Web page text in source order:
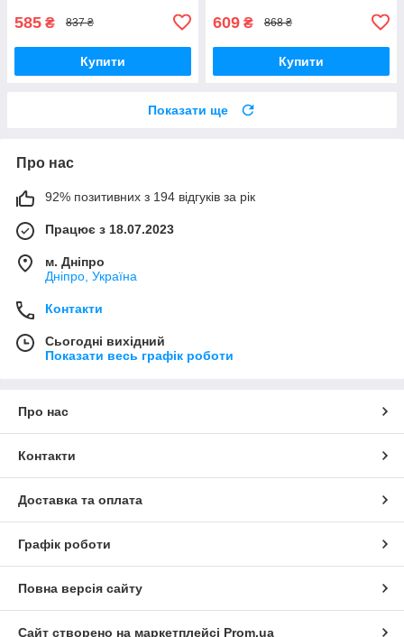
585 ₴ 837 ₴
Купити
609 ₴ 868 ₴
Купити
Показати ще
Про нас
92% позитивних з 194 відгуків за рік
Працює з 18.07.2023
м. Дніпро
Дніпро, Україна
Контакти
Сьогодні вихідний
Показати весь графік роботи
Про нас
Контакти
Доставка та оплата
Графік роботи
Повна версія сайту
Сайт створено на маркетплейсі Prom.ua